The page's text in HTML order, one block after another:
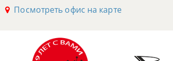
Посмотреть офис на карте